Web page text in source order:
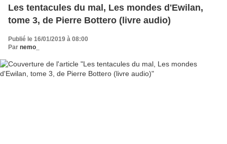
Les tentacules du mal, Les mondes d'Ewilan,
tome 3, de Pierre Bottero (livre audio)
Publié le 16/01/2019 à 08:00
Par nemo_